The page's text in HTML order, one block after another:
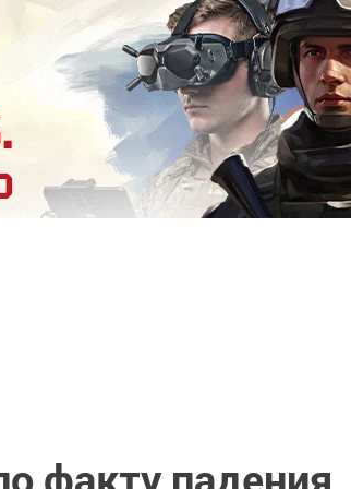
факту падения